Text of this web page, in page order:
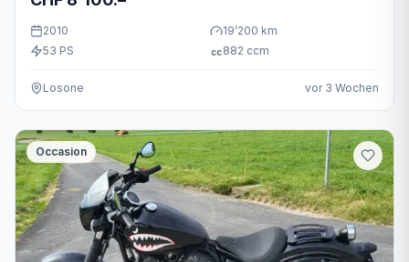
2010 19’200 km
53 PS cc882 ccm
Losone vor 3 Wochen
Occasion